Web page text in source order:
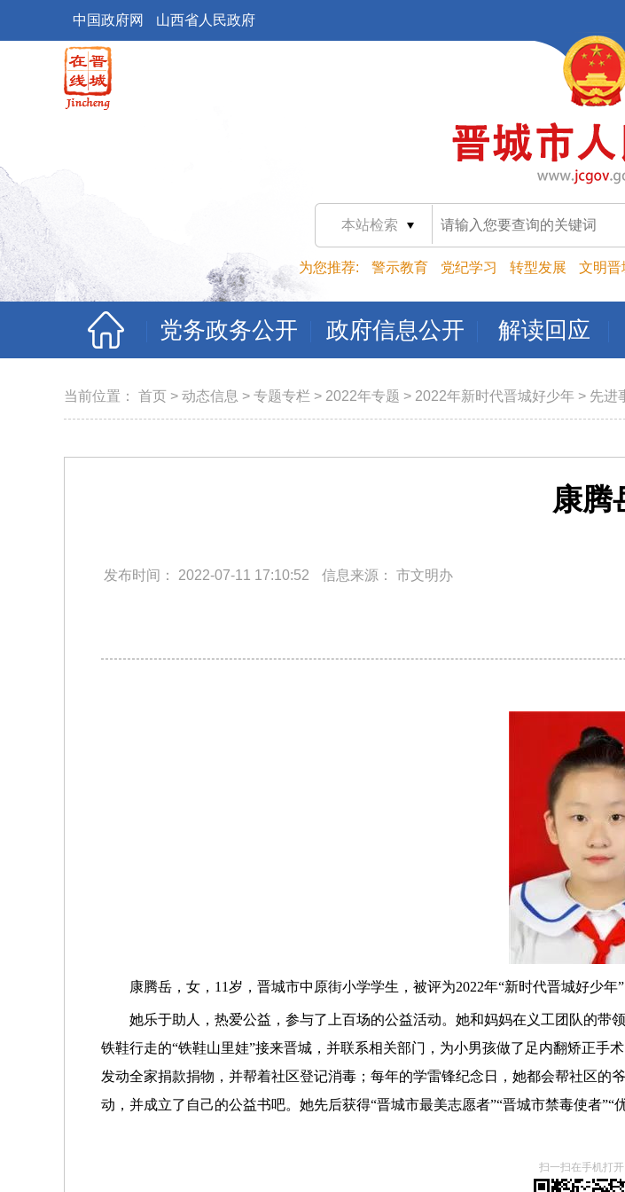
中国政府网 山西省人民政府
本站检索
为您推荐: 警示教育 党纪学习 转型发展 文明晋
党务政务公开 政府信息公开 解读回应
当前位置： 首页 > 动态信息 > 专题专栏 > 2022年专题 > 2022年新时代晋城好少年 > 先进
康腾
发布时间： 2022-07-11 17:10:52 信息来源： 市文明办
康腾岳，女，11岁，晋城市中原街小学学生，被评为2022年“新时代晋城好少年”
她乐于助人，热爱公益，参与了上百场的公益活动。她和妈妈在义工团队的
铁鞋行走的“铁鞋山里娃”接来晋城，并联系相关部门，为小男孩做了足内翻矫正
发动全家捐款捐物，并帮着社区登记消毒；每年的学雷锋纪念日，她都会帮社区
动，并成立了自己的公益书吧。她先后获得“晋城市最美志愿者”“晋城市禁毒使者”“
扫一扫在手机打